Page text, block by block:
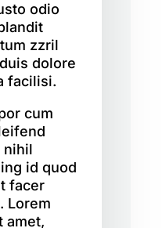
odio
zzril
dolore
facilisi.
cum
nihil
id quod
facer
Lorem
amet,